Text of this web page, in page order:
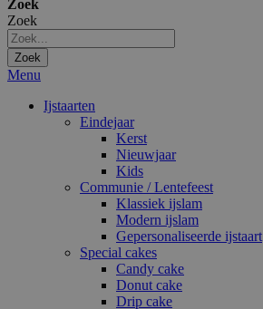
Zoek
Zoek
Zoek
Menu
Ijstaarten
Eindejaar
Kerst
Nieuwjaar
Kids
Communie / Lentefeest
Klassiek ijslam
Modern ijslam
Gepersonaliseerde ijstaart
Special cakes
Candy cake
Donut cake
Drip cake